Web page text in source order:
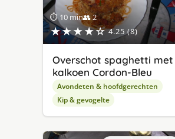
⏱ 10 min👥 2
★★★★☆ 4.25 (8)
Overschot spaghetti met
kalkoen Cordon-Bleu
Avondeten & hoofdgerechten
Kip & gevogelte